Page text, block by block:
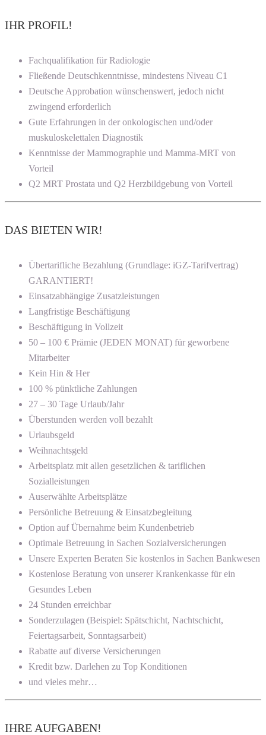
IHR PROFIL!
Fachqualifikation für Radiologie
Fließende Deutschkenntnisse, mindestens Niveau C1
Deutsche Approbation wünschenswert, jedoch nicht
zwingend erforderlich
Gute Erfahrungen in der onkologischen und/oder
muskuloskelettalen Diagnostik
Kenntnisse der Mammographie und Mamma-MRT von
Vorteil
Q2 MRT Prostata und Q2 Herzbildgebung von Vorteil
DAS BIETEN WIR!
Übertarifliche Bezahlung (Grundlage: iGZ-Tarifvertrag)
GARANTIERT!
Einsatzabhängige Zusatzleistungen
Langfristige Beschäftigung
Beschäftigung in Vollzeit
50 – 100 € Prämie (JEDEN MONAT) für geworbene
Mitarbeiter
Kein Hin & Her
100 % pünktliche Zahlungen
27 – 30 Tage Urlaub/Jahr
Überstunden werden voll bezahlt
Urlaubsgeld
Weihnachtsgeld
Arbeitsplatz mit allen gesetzlichen & tariflichen
Sozialleistungen
Auserwählte Arbeitsplätze
Persönliche Betreuung & Einsatzbegleitung
Option auf Übernahme beim Kundenbetrieb
Optimale Betreuung in Sachen Sozialversicherungen
Unsere Experten Beraten Sie kostenlos in Sachen Bankwesen
Kostenlose Beratung von unserer Krankenkasse für ein
Gesundes Leben
24 Stunden erreichbar
Sonderzulagen (Beispiel: Spätschicht, Nachtschicht,
Feiertagsarbeit, Sonntagsarbeit)
Rabatte auf diverse Versicherungen
Kredit bzw. Darlehen zu Top Konditionen
und vieles mehr…
IHRE AUFGABEN!